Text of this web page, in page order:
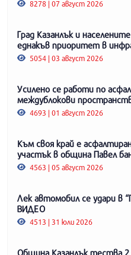
8278 | 07 август 2026
Град Казанлък и
еднакъв приоритет в
5054 | 03 август 2026
Усилено се работи по
междублокови
4693 | 01 август 2026
Към своя край е
участък в община Павел
4563 | 05 август 2026
Лек автомобил се удари в
ВИДЕО
4513 | 31 юли 2026
Община Казанлък тества